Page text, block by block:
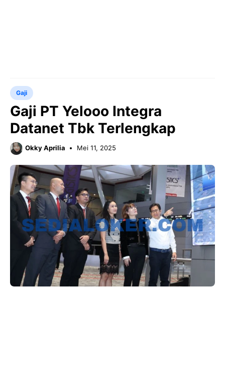
Gaji
Gaji PT Yelooo Integra
Datanet Tbk Terlengkap
Okky Aprilia Mei 11, 2025